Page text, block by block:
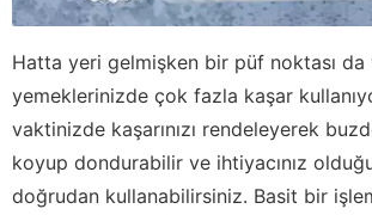
Hatta yeri gelmişken bir püf noktası da
yemeklerinizde çok fazla kaşar
vaktinizde kaşarınızı rendeleyerek
koyup dondurabilir ve ihtiyacınız
doğrudan kullanabilirsiniz. Basit bir